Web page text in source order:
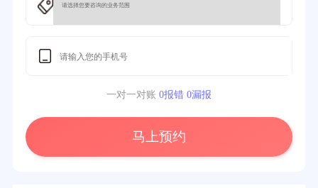
一对一对账 0报错 0漏报
马上预约